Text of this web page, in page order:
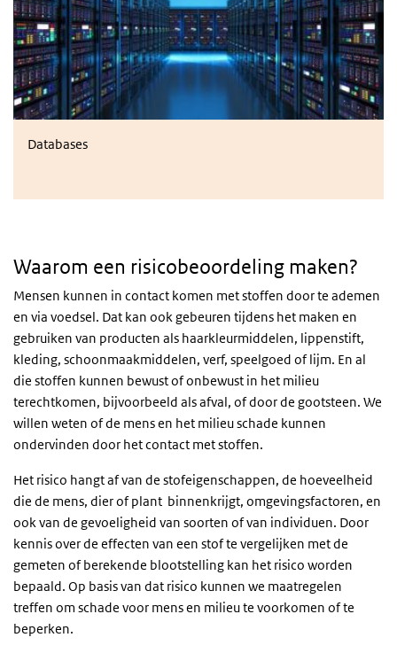
Databases
Waarom een risicobeoordeling maken?
Mensen kunnen in contact komen met stoffen door te ademen
en via voedsel. Dat kan ook gebeuren tijdens het maken en
gebruiken van producten als haarkleurmiddelen, lippenstift,
kleding, schoonmaakmiddelen, verf, speelgoed of lijm. En al
die stoffen kunnen bewust of onbewust in het milieu
terechtkomen, bijvoorbeeld als afval, of door de gootsteen. We
willen weten of de mens en het milieu schade kunnen
ondervinden door het contact met stoffen.
Het risico hangt af van de stofeigenschappen, de hoeveelheid
die de mens, dier of plant binnenkrijgt, omgevingsfactoren, en
ook van de gevoeligheid van soorten of van individuen. Door
kennis over de effecten van een stof te vergelijken met de
gemeten of berekende blootstelling kan het risico worden
bepaald. Op basis van dat risico kunnen we maatregelen
treffen om schade voor mens en milieu te voorkomen of te
beperken.